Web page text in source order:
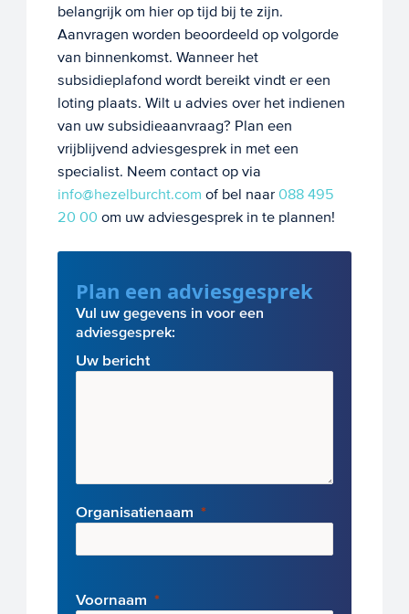
belangrijk om hier op tijd bij te zijn.
Aanvragen worden beoordeeld op volgorde
van binnenkomst. Wanneer het
subsidieplafond wordt bereikt vindt er een
loting plaats. Wilt u advies over het indienen
van uw subsidieaanvraag? Plan een
vrijblijvend adviesgesprek in met een
specialist. Neem contact op via
info@hezelburcht.com of bel naar 088 495
20 00 om uw adviesgesprek in te plannen!
Plan een adviesgesprek
Vul uw gegevens in voor een
adviesgesprek:
Uw bericht
Organisatienaam
Voornaam